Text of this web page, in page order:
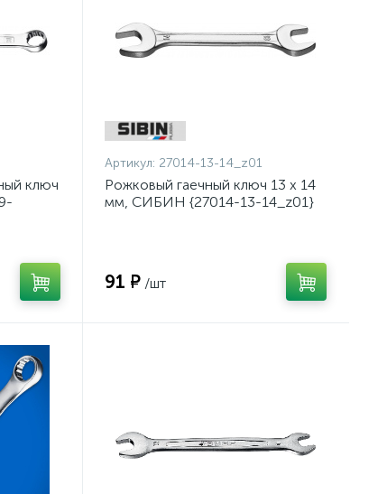
ключ
Артикул: 27014-13-14_z01
Рожковый гаечный ключ 13 x 14
мм, СИБИН {27014-13-14_z01}
91 ₽ /шт